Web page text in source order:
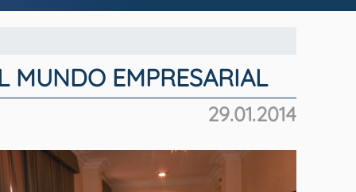
MUNDO EMPRESARIAL
29.01.2014